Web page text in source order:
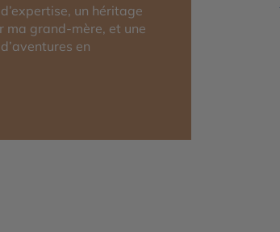
un héritage
grand-mère, et une
en